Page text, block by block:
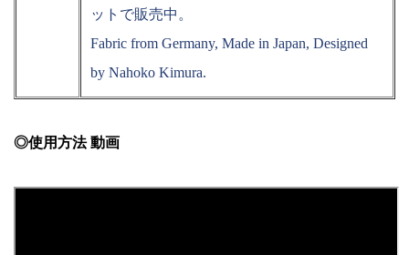
ットで販売中。
Fabric from Germany, Made in Japan, Designed
by Nahoko Kimura.
◎使用方法 動画